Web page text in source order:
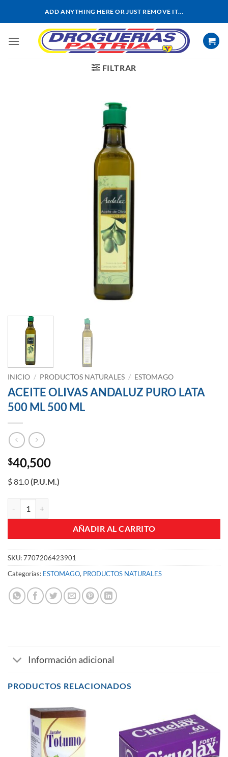
ADD ANYTHING HERE OR JUST REMOVE IT...
FILTRAR
INICIO / PRODUCTOS NATURALES / ESTOMAGO
ACEITE OLIVAS ANDALUZ PURO LATA
500 ML 500 ML
$40,500
$ 81.0(P.U.M.)
AÑADIR AL CARRITO
SKU:7707206423901
Categorías: ESTOMAGO, PRODUCTOS NATURALES
Información adicional
PRODUCTOS RELACIONADOS